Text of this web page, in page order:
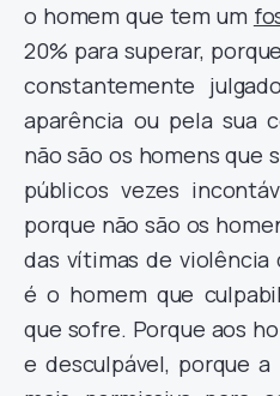
o homem que tem um
20% para superar,
constantemente
aparência ou pela sua
não são os homens que
públicos vezes
porque não são os
das vítimas de violência
é o homem que
que sofre. Porque aos
e desculpável, porque